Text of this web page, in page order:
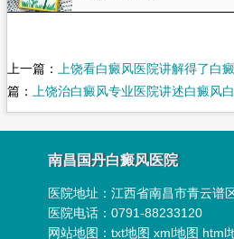
上一篇： 上饶看白癜风医院讲解得了白
篇： 上饶治白癜风专业医院讲述白癜风
南昌国丹白癜风医院
医院地址：江西省南昌市青云谱
医院电话：0791-88233120
网站地图：txt地图 xml地图 html